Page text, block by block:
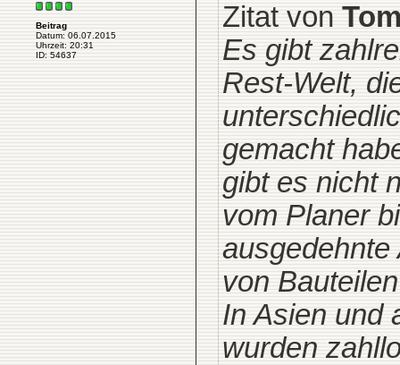
Beitrag
Datum: 06.07.2015
Uhrzeit: 20:31
ID: 54637
Zitat von
Es gibt
Rest-Welt,
gemacht
gibt es nicht
vom Planer
ausgedehnte
von
In Asien und
wurden